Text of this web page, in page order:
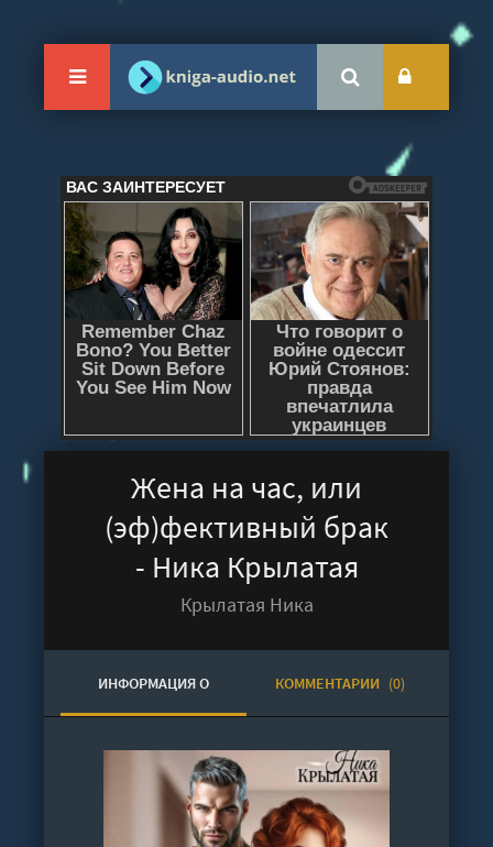
Жена на час, или
(эф)фективный брак
- Ника Крылатая
Крылатая Ника
ИНФОРМАЦИЯ О
АУДИОКНИГЕ
КОММЕНТАРИИ (0)